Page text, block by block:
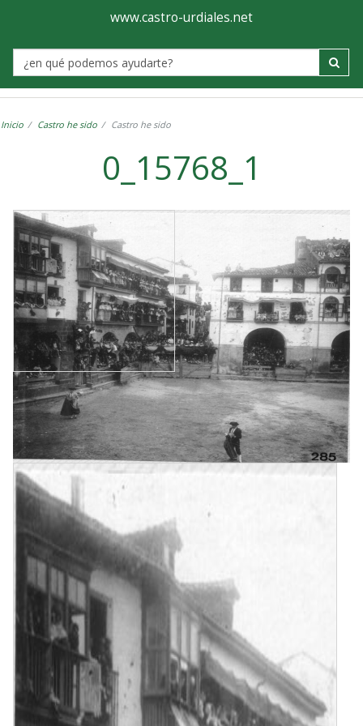
Ayuntamiento
de
Castro-
Urdiales
www.castro-urdiales.net
Label
Inicio Castro he sido Castro he sido
0_15768_1